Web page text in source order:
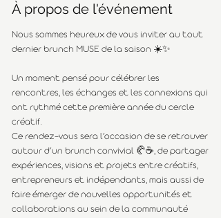
À propos de l'événement
Nous sommes heureux de vous inviter au tout
dernier brunch MUSE de la saison ☀️✨
Un moment pensé pour célébrer les
rencontres, les échanges et les connexions qui
ont rythmé cette première année du cercle
créatif.
Ce rendez-vous sera l’occasion de se retrouver
autour d’un brunch convivial 🥐☕, de partager
expériences, visions et projets entre créatifs,
entrepreneurs et indépendants, mais aussi de
faire émerger de nouvelles opportunités et
collaborations au sein de la communauté